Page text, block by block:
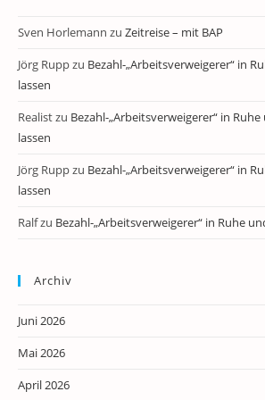
Sven Horlemann zu Zeitreise – mit BAP
Jörg Ruppzu Bezahl-„Arbeitsverweigerer“ in
lassen
Realistzu Bezahl-„Arbeitsverweigerer“ in
lassen
Jörg Ruppzu Bezahl-„Arbeitsverweigerer“ in
lassen
Ralfzu Bezahl-„Arbeitsverweigerer“ in Ruhe
Archiv
Juni 2026
Mai 2026
April 2026